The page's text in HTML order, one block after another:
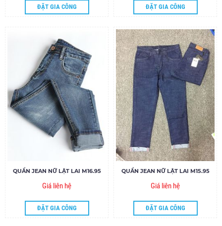
ĐẶT GIA CÔNG ĐẶT GIA CÔNG
QUẦN JEAN NỮ LẬT LAI M16.95
Giá liên hệ
ĐẶT GIA CÔNG
QUẦN JEAN NỮ LẬT LAI M15.95
Giá liên hệ
ĐẶT GIA CÔNG